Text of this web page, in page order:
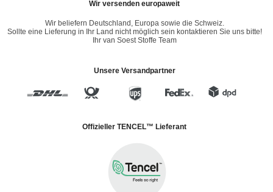
Wir versenden europaweit
Wir beliefern Deutschland, Europa sowie die Schweiz.
Sollte eine Lieferung in Ihr Land nicht möglich sein kontaktieren Sie uns bitte!
Ihr van Soest Stoffe Team
Unsere Versandpartner
Offizieller TENCEL™ Lieferant